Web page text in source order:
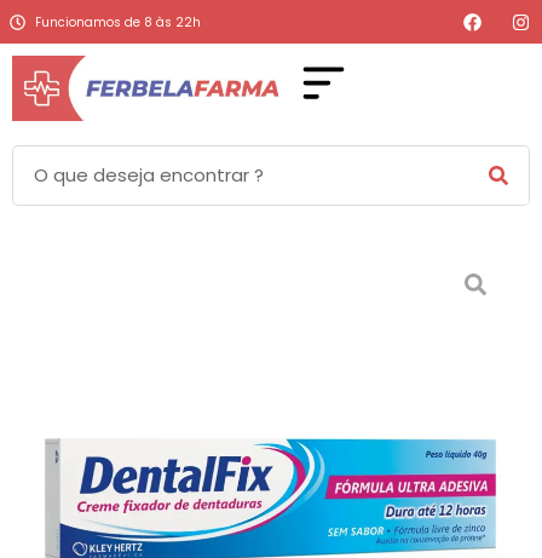
Funcionamos de 8 às 22h